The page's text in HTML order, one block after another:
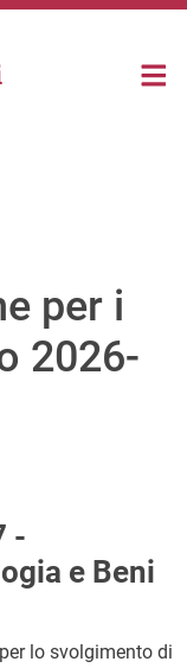
social
per i
2026-
-
e Beni
lo svolgimento di